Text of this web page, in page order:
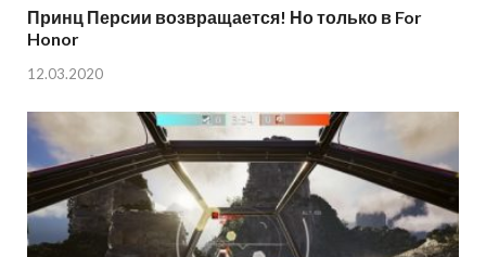
Принц Персии возвращается! Но только в For
Honor
12.03.2020